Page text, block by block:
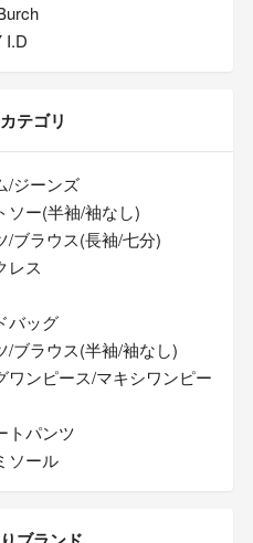
I.D
テゴリ
/ジーンズ
ソー(半袖/袖なし)
/ブラウス(長袖/七分)
レス
バッグ
/ブラウス(半袖/袖なし)
ワンピース/マキシワンピー
トパンツ
ソール